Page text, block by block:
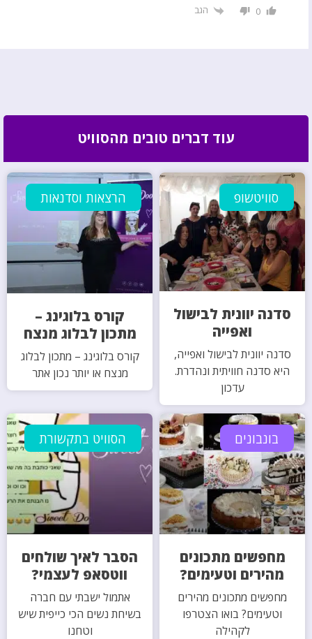
0 הגב
עוד דברים טובים מהסוויט
סוויטשופ
סדנה יוונית לבישול
ואפייה
סדנה יוונית לבישול ואפייה,
היא סדנה חוויתית ונהדרת.
עדכון
הרצאות וסדנאות
קורס בלוגינג –
מתכון לבלוג מנצח
קורס בלוגינג – מתכון לבלוג
מנצח או יותר נכון אתר
בונבונים
מחפשים מתכונים
מהירים וטעימים?
מחפשים מתכונים מהירים
וטעימים? בואו הצטרפו
לקהילה
הסוויט בתקשורת
הסבר לאיך שולחים
ווטסאפ לעצמי?
אתמול ישבתי עם חברה
בשיחת נשים הכי כייפית שיש
וטחנו